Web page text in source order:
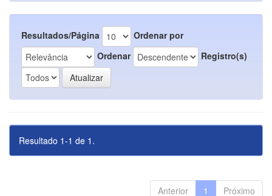
Resultados/Página
Ordenar por
Ordenar
Registro(s)
Resultado 1-1 de 1.
Anterior 1 Próximo